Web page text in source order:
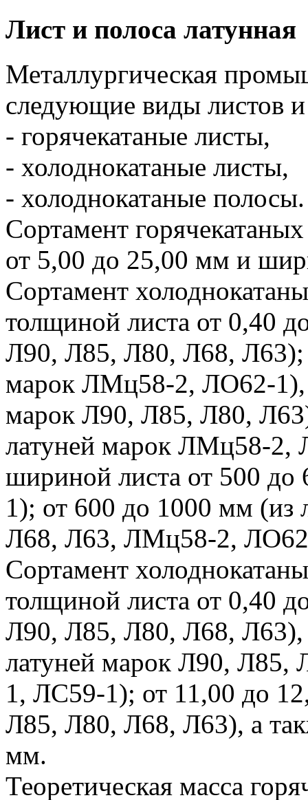
Лист и полоса латунная
Металлургическая
следующие виды листов
- горячекатаные листы,
- холоднокатаные листы,
- холоднокатаные полосы.
Сортамент
от 5,00 до 25,00 мм и
Сортамент
толщиной листа от 0,40
Л90, Л85, Л80, Л68, Л63);
марок ЛМц58-2, ЛО62-1),
марок Л90, Л85, Л80,
латуней марок ЛМц58-2,
шириной листа от 500
1); от 600 до 1000 мм
Л68, Л63, ЛМц58-2,
Сортамент
толщиной листа от 0,40
Л90, Л85, Л80, Л68, Л63),
латуней марок Л90,
1, ЛС59-1); от 11,00 до
Л85, Л80, Л68, Л63), а
мм.
Теоретическая масса